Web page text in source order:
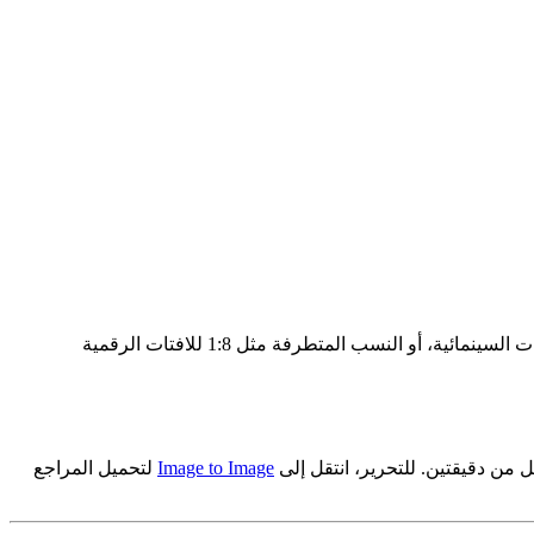
اختر من بين 15 نسبة عرض إلى ارتفاع: 1:1 لخلاصات التواصل الاجتماعي، 9:16 للقصص وTikTok، 16:9 لصور YouTube المصغرة، 21:9 للبانرات السينمائية، أو النسب المتطرفة مثل 1:8 للافتات الرقمية
Image to Image لتحميل المراجع